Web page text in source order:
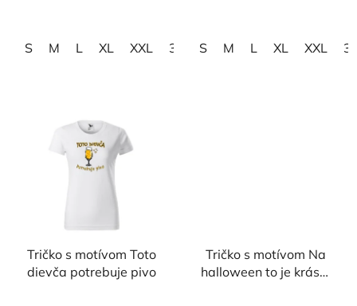
S M L XL XXL 3XL S M L XL XXL
Tričko s motívom Toto
dievča potrebuje pivo
Tričko s motívom Na
halloween to je krása,